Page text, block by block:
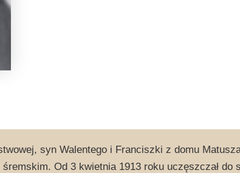
syn Walentego i Franciszki z domu
Od 3 kwietnia 1913 roku uczęszczał do